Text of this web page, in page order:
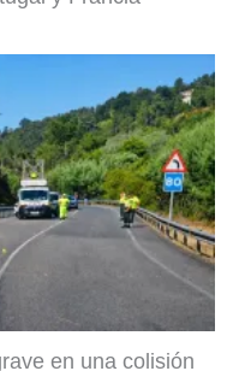
en una colisión